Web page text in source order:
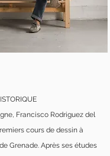
Francisco Rodriguez del
cours de dessin à
Grenade. Après ses études